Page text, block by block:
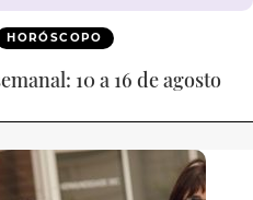
HORÓSCOPO
10 a 16 de agosto